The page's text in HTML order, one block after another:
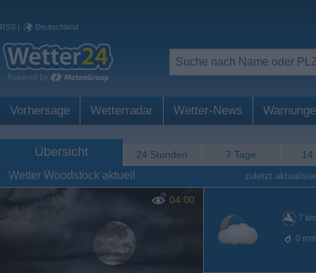
RSS | Deutschland
Vorhersage Wetterradar Wetter-News
Übersicht 24 Stunden 7 Tage 14
Wetter Woodstock aktuell zuletzt
04:00
7
0